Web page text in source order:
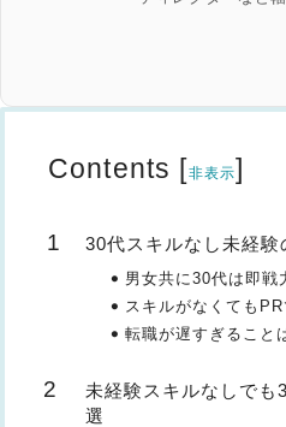
Contents [非表示]
30代スキルなし未経験
男女共に30代は即戦
スキルがなくても
転職が遅すぎること
未経験スキルなしでも
選